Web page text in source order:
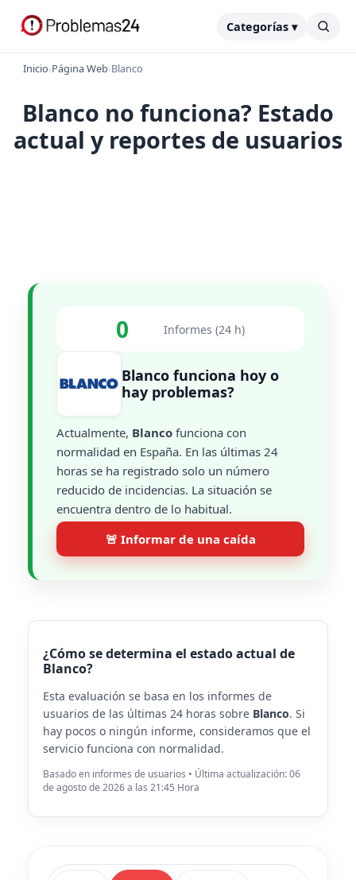
Categorías ▾
Inicio›Página Web›Blanco
Blanco no funciona? Estado
actual y reportes de usuarios
0 Informes (24 h)
Blanco funciona hoy o
hay problemas?
Actualmente, Blanco funciona con
normalidad en España. En las últimas 24
horas se ha registrado solo un número
reducido de incidencias. La situación se
encuentra dentro de lo habitual.
🚨 Informar de una caída
¿Cómo se determina el estado actual de
Blanco?
Esta evaluación se basa en los informes de
usuarios de las últimas 24 horas sobre Blanco. Si
hay pocos o ningún informe, consideramos que el
servicio funciona con normalidad.
Basado en informes de usuarios • Última actualización: 06
de agosto de 2026 a las 21:45 Hora